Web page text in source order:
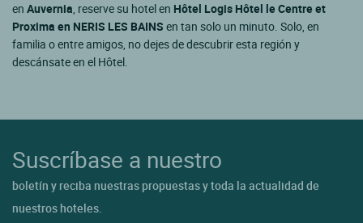
en Auvernia, reserve su hotel en Hôtel Logis Hôtel le Centre et
Proxima en NERIS LES BAINS en tan solo un minuto. Solo, en
familia o entre amigos, no dejes de descubrir esta región y
descánsate en el Hôtel.
Suscríbase a nuestro
boletín y reciba nuestras propuestas y toda la actualidad de
nuestros hoteles.